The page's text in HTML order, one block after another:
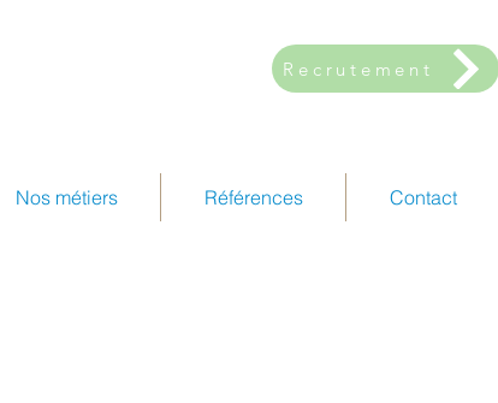
Nos métiers Références Contact
Recrutement